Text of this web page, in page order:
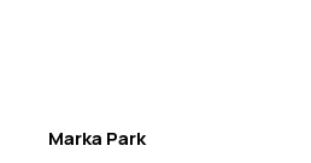
Marka Park